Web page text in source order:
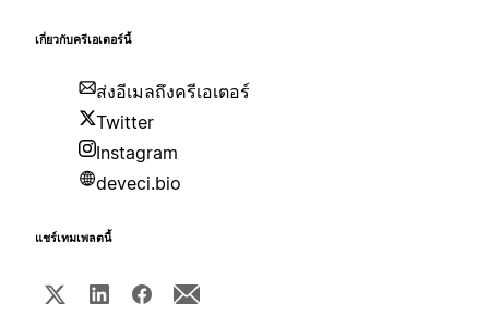
เกี่ยวกับครีเอเตอร์นี้
ส่งอีเมลถึงครีเอเตอร์
Twitter
Instagram
deveci.bio
แชร์เทมเพลตนี้